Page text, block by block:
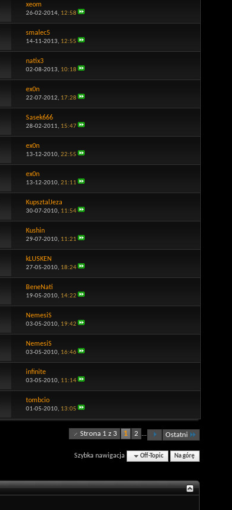
xeom
26-02-2014, 12:58
smalec5
14-11-2013, 12:55
natix3
02-08-2013, 10:18
ex0n
22-07-2012, 17:28
Sasek666
28-02-2011, 15:47
ex0n
13-12-2010, 22:55
ex0n
13-12-2010, 21:11
KupsztalJeza
30-07-2010, 11:54
Kushin
29-07-2010, 11:21
kLUSKEN
27-05-2010, 18:24
BeneNati
19-05-2010, 14:22
NemesiS
03-05-2010, 19:42
NemesiS
03-05-2010, 16:46
infinite
03-05-2010, 11:14
tombcio
01-05-2010, 13:05
Strona 1 z 3 1 2 ... Ostatni
Szybka nawigacja Off-Topic Na górę